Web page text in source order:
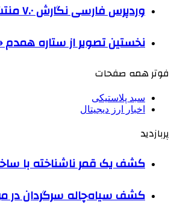
وردپرس فارسی نگارش ۷.۰ منتشر شد – WordPress.org فارسی
نخستین تصویر از ستاره همدم
فوتر همه صفحات
سبد پلاستیکی
اخبار ارز دیجیتال
پربازدید
کشف یک قمر ناشناخته با
کشف سیاه‌چاله سرگردان